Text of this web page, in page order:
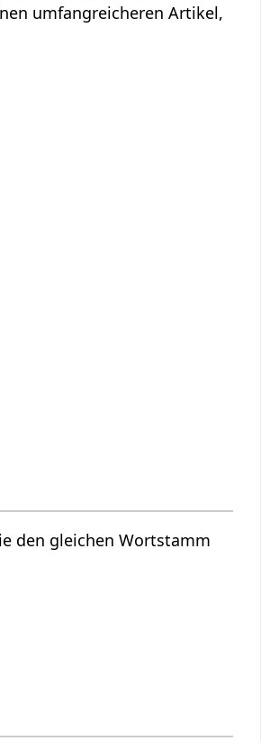
umfangreicheren Artikel,
den gleichen Wortstamm